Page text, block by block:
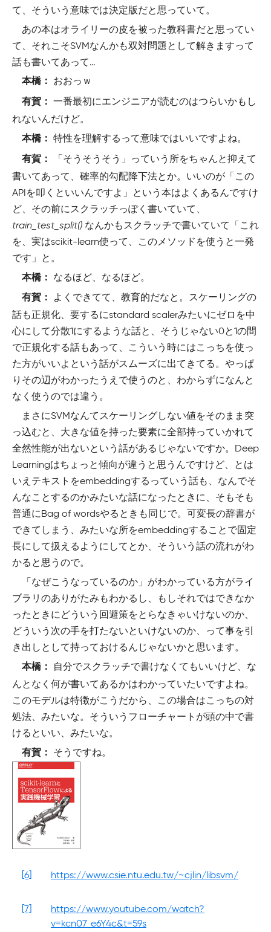
て、そういう意味では決定版だと思っていて。
あの本はオライリーの皮を被った教科書だと思ってい
て、それこそSVMなんかも双対問題として解きますって
話も書いてあって…
本橋： おおっｗ
有賀：
一番最初にエンジニアが読むのはつらいかもし
れないんだけど。
本橋： 特性を理解するって意味ではいいですよね。
有賀：
「そうそうそう」っていう所をちゃんと抑えて
書いてあって、確率的勾配降下法とか。いいのが「この
APIを叩くといいんですよ」という本はよくあるんですけ
ど、その前にスクラッチっぽく書いていて、
train_test_split() なんかもスクラッチで書いていて「これ
を、実はscikit-learn使って、このメソッドを使うと一発
です」と。
本橋： なるほど、なるほど。
有賀：
よくできてて、教育的だなと。スケーリングの
話も正規化、要するにstandard scalerみたいにゼロを中
心にして分散1にするような話と、そうじゃない0と1の間
で正規化する話もあって、こういう時にはこっちを使っ
た方がいいよという話がスムーズに出てきてる。やっぱ
りその辺がわかったうえで使うのと、わからずになんと
なく使うのでは違う。
まさにSVMなんてスケーリングしない値をそのまま突
っ込むと、大きな値を持った要素に全部持っていかれて
全然性能が出ないという話があるじゃないですか。Deep
Learningはちょっと傾向が違うと思うんですけど、とは
いえテキストをembeddingするっていう話も、なんでそ
んなことするのかみたいな話になったときに、そもそも
普通にBag of wordsやるときも同じで。可変長の辞書が
できてしまう、みたいな所をembeddingすることで固定
長にして扱えるようにしてとか、そういう話の流れがわ
かると思うので。
「なぜこうなっているのか」がわかっている方がライ
ブラリのありがたみもわかるし、もしそれではできなか
ったときにどういう回避策をとらなきゃいけないのか、
どういう次の手を打たないといけないのか、って事を引
き出しとして持っておけるんじゃないかと思います。
本橋：
自分でスクラッチで書けなくてもいいけど、な
んとなく何が書いてあるかはわかっていたいですよね。
このモデルは特徴がこうだから、この場合はこっちの対
処法、みたいな。そういうフローチャートが頭の中で書
けるといい、みたいな。
有賀： そうですね。
[6] https://www.csie.ntu.edu.tw/~cjlin/libsvm/
[7]
https://www.youtube.com/watch?
v=kcn07_e6Y4c&t=59s